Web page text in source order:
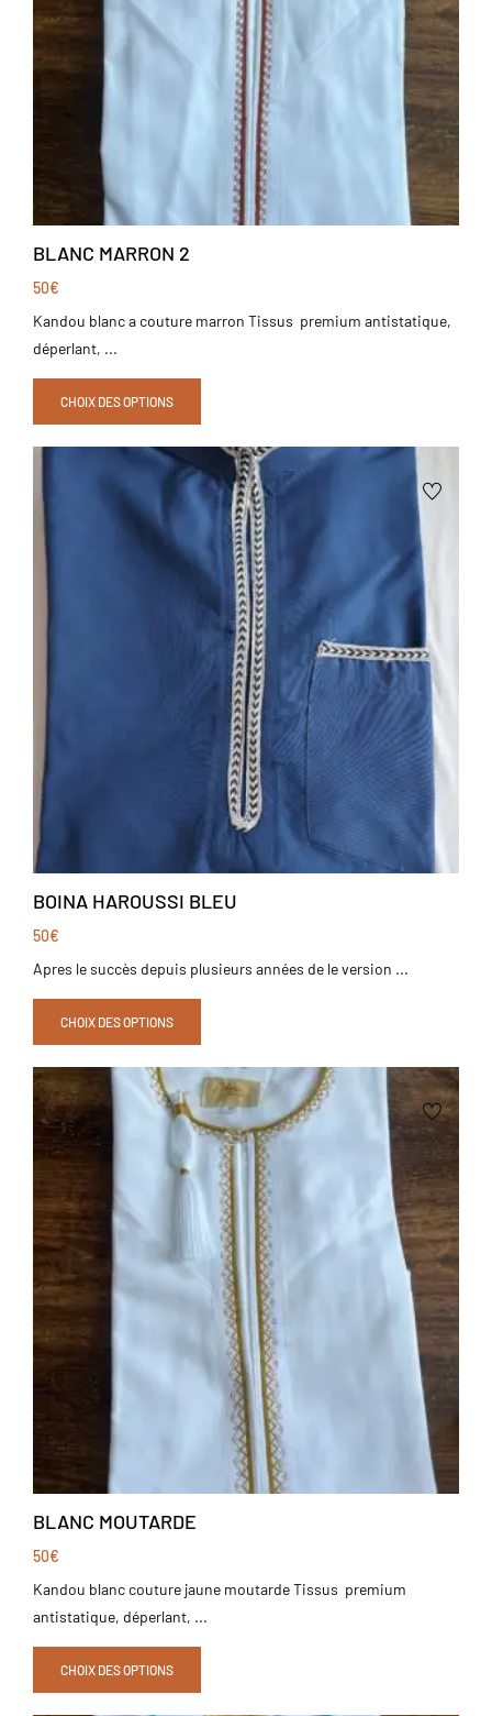
BLANC MARRON 2
50€
Kandou blanc a couture marron Tissus premium antistatique,
déperlant, ...
CHOIX DES OPTIONS
BOINA HAROUSSI BLEU
50€
Apres le succès depuis plusieurs années de le version ...
CHOIX DES OPTIONS
BLANC MOUTARDE
50€
Kandou blanc couture jaune moutarde Tissus premium
antistatique, déperlant, ...
CHOIX DES OPTIONS